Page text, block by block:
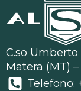
C.so Umberto
Matera (MT)
Telefono: